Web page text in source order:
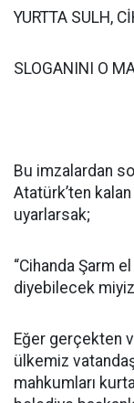
YURTTA SULH,
SLOGANINI O
Bu imzalardan
Atatürk’ten
uyarlarsak;
“Cihanda Şarm
diyebilecek
Eğer gerçekten
ülkemiz
mahkumları